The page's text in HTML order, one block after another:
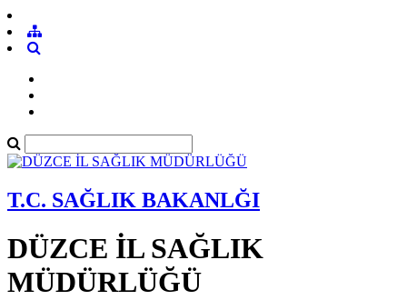
T.C. SAĞLIK BAKANLĞI
DÜZCE İL SAĞLIK
MÜDÜRLÜĞÜ